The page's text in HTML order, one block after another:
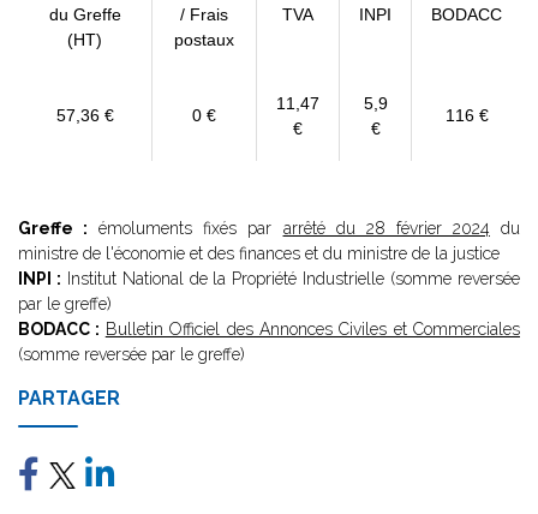
du Greffe
(HT)
/ Frais
postaux
TVA INPI BODACC
57,36 € 0 €
11,47
€
5,9
€
116 €
Greffe : émoluments fixés par arrêté du 28 février 2024 du
ministre de l'économie et des finances et du ministre de la justice
INPI : Institut National de la Propriété Industrielle (somme reversée
par le greffe)
BODACC : Bulletin Officiel des Annonces Civiles et Commerciales
(somme reversée par le greffe)
PARTAGER